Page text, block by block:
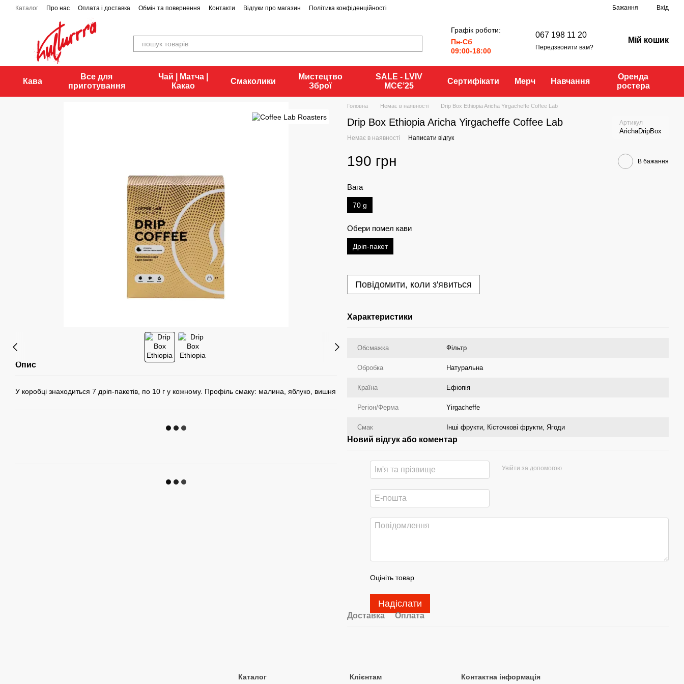
Перейти до основного контенту
Каталог Про нас Оплата і доставка Обмін та повернення Контакти Відгуки про магазин Політика конфіденційності Бажання Вхід
Графік роботи:
Пн-Сб
09:00-18:00
067 198 11 20
Передзвонити вам?
Мій кошик
Кава
Все для
приготування
Чай | Матча |
Какао
Смаколики
Мистецтво
Зброї
SALE - LVIV
MCЄʼ25
Сертифікати Мерч Навчання
Оренда
ростера
Опис
У коробці знаходиться 7 дріп-пакетів, по 10 г у кожному. Профіль смаку: малина, яблуко, вишня
Головна Немає в наявності Drip Box Ethiopia Aricha Yirgacheffe Coffee Lab
Drip Box Ethiopia Aricha Yirgacheffe Coffee Lab Артикул
ArichaDripBox
Немає в наявності Написати відгук
190 грн В бажання
Вага
70 g
Обери помел кави
Дріп-пакет
Повідомити, коли з'явиться
Характеристики
Обсмажка Фільтр
Обробка Натуральна
Країна Ефіопія
Регіон/Ферма Yirgacheffe
Смак Інші фрукти, Кісточкові фрукти, Ягоди
Новий відгук або коментар
Увійти за допомогою
Оцініть товар
Надіслати
Доставка Оплата
Каталог Клієнтам Контактна інформація